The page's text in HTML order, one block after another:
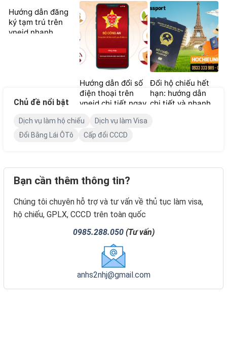
Đổi hộ chiếu hết
hạn: hướng dẫn
chi tiết và nhanh
Hướng dẫn đổi số
điện thoại trên
vneid chi tiết ngay
Hướng dẫn đăng
ký tạm trú trên
vneid nhanh
Chủ đề nổi bật
Dịch vụ làm hộ chiếu
Dịch vụ làm Visa
Đổi Bằng Lái ÔTô
Cấp đổi CCCD
Bạn cần thêm thông tin?
Chúng tôi chuyên hỗ trợ và tư vấn về thủ tục làm visa,
hộ chiếu, GPLX, CCCD trên toàn quốc
0985.288.050(Tư vấn)
anhs2nhj@gmail.com